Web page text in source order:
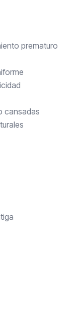
prematuro
cansadas